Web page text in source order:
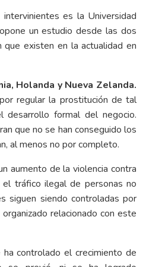
es la Universidad
un estudio desde las dos
que existen en la actualidad en
Holanda y Nueva Zelanda.
regular la prostitución de tal
desarrollo formal del negocio.
que no se han conseguido los
al menos no por completo.
aumento de la violencia contra
tráfico ilegal de personas no
siguen siendo controladas por
relacionado con este
controlado el crecimiento de